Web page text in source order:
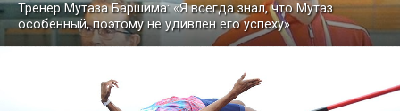
Тренер Мутаза Баршима: «Я всегда знал, что Мутаз
особенный, поэтому не удивлен его успеху»